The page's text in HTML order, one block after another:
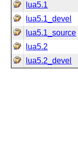
lua5.1
lua5.1_devel
lua5.1_source
lua5.2
lua5.2_devel